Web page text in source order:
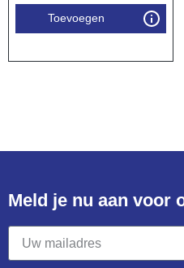
Toevoegen
Meld je nu aan voor